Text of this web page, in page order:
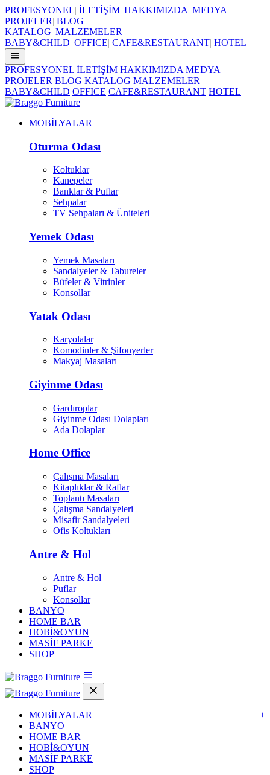
PROFESYONEL| İLETİŞİM| HAKKIMIZDA| MEDYA|
PROJELER| BLOG
KATALOG| MALZEMELER
BABY&CHILD| OFFICE| CAFE&RESTAURANT| HOTEL
PROFESYONEL İLETİŞİM HAKKIMIZDA MEDYA
PROJELER BLOG KATALOG MALZEMELER
BABY&CHILD OFFICE CAFE&RESTAURANT HOTEL
MOBİLYALAR
Oturma Odası
Koltuklar
Kanepeler
Banklar & Puflar
Sehpalar
TV Sehpaları & Üniteleri
Yemek Odası
Yemek Masaları
Sandalyeler & Tabureler
Büfeler & Vitrinler
Konsollar
Yatak Odası
Karyolalar
Komodinler & Şifonyerler
Makyaj Masaları
Giyinme Odası
Gardıroplar
Giyinme Odası Dolapları
Ada Dolaplar
Home Office
Çalışma Masaları
Kitaplıklar & Raflar
Toplantı Masaları
Çalışma Sandalyeleri
Misafir Sandalyeleri
Ofis Koltukları
Antre & Hol
Antre & Hol
Puflar
Konsollar
BANYO
HOME BAR
HOBİ&OYUN
MASİF PARKE
SHOP
MOBİLYALAR
+
BANYO
HOME BAR
HOBİ&OYUN
MASİF PARKE
SHOP